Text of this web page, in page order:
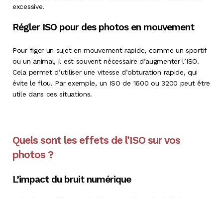
excessive.
Régler ISO pour des photos en mouvement
Pour figer un sujet en mouvement rapide, comme un sportif
ou un animal, il est souvent nécessaire d’augmenter l’ISO.
Cela permet d’utiliser une vitesse d’obturation rapide, qui
évite le flou. Par exemple, un ISO de 1600 ou 3200 peut être
utile dans ces situations.
Quels sont les effets de l’ISO sur vos
photos ?
L’impact du bruit numérique